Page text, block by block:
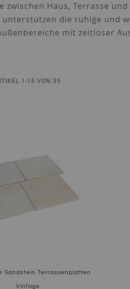
zwischen Haus, Terrasse
unterstützen die ruhige und
mit zeitloser
1-15 VON 35
Sandstein Terrassenplatten
Vintage